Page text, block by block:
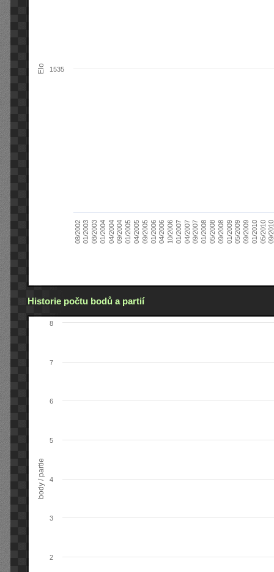
Elo
08/200201/200308/200301/200404/200409/200401/200504/200509/200501/200604/200610/200601/200704/200709/200701/200805/200809/200801/200905/200909/200901/201005/201009/
1535
Historie počtu bodů a partií
body / partie
2
3
4
5
6
7
8